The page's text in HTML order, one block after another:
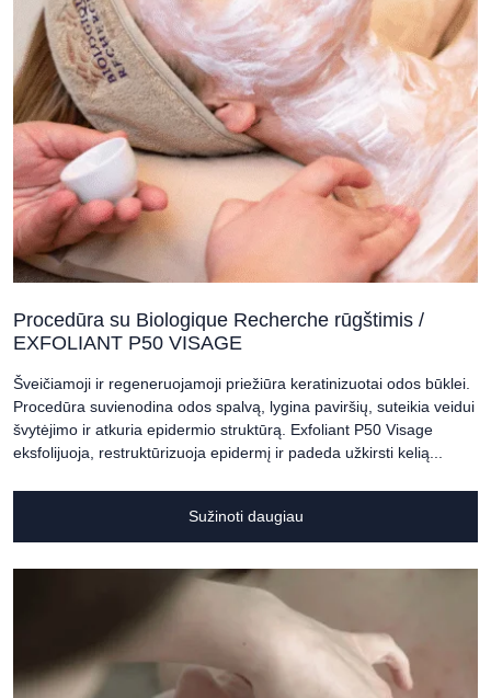
Procedūra su Biologique Recherche rūgštimis /
EXFOLIANT P50 VISAGE
Šveičiamoji ir regeneruojamoji priežiūra keratinizuotai odos būklei.
Procedūra suvienodina odos spalvą, lygina paviršių, suteikia veidui
švytėjimo ir atkuria epidermio struktūrą. Exfoliant P50 Visage
eksfolijuoja, restruktūrizuoja epidermį ir padeda užkirsti kelią...
Sužinoti daugiau